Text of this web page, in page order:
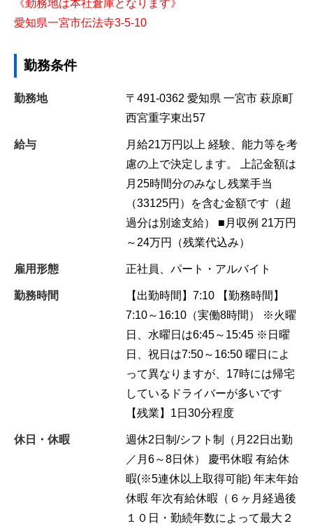
《勤務地は本社倉庫となります》
愛知県一宮市伝法寺3-5-10
勤務条件
勤務地 〒491-0362 愛知県 一宮市 萩原町
西宮重字東出57
給与
月給21万円以上 経験、能力等を考
慮の上で決定します。 上記金額は
月25時間分のみなし残業手当
（33125円）を含む金額です（超
過分は別途支給） ■月収例 21万円
～24万円（残業代込み）
雇用形態 正社員、パート・アルバイト
勤務時間
【出勤時間】7:10 【勤務時間】
7:10～16:10（実働8時間） ※火曜
日、水曜日は6:45～15:45 ※日曜
日、祝日は7:50～16:50 曜日によ
って異なりますが、17時には帰宅
しているドライバーが多いです
【残業】1日30分程度
休日・休暇
週休2日制/シフト制（月22日出勤
／月6～8日休） 慶弔休暇 有給休
暇(※5連休以上取得可能) 年末年始
休暇 年次有給休暇（６ヶ月経過後
１０日・勤続年数によって最大２